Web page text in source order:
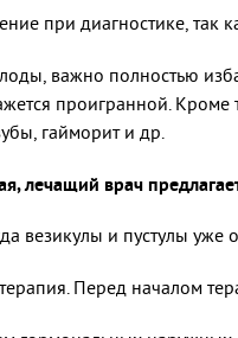
при диагностике, так
важно полностью
проигранной.
гайморит и др.
лечащий врач
везикулы и пустулы уже
Перед началом